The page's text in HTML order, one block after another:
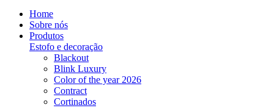
Home
Sobre nós
Produtos
Estofo e decoração
Blackout
Blink Luxury
Color of the year 2026
Contract
Cortinados